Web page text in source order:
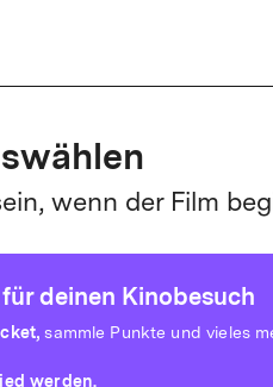
wenn der Film
deinen Kinobesuch
sammle Punkte und vieles
werden.